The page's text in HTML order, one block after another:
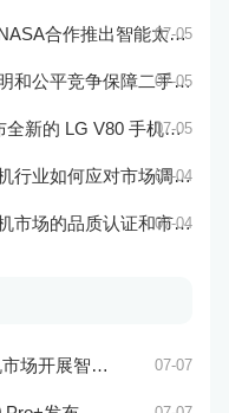
合作推出智能太空手表07-05
手机交易市场的稳定性和健康发展07-05
V80 手机，支持 5G 网络07-05
如何应对市场调整的变动07-04
的品质认证和市场溯源07-04
化市场流程和效率 07-07